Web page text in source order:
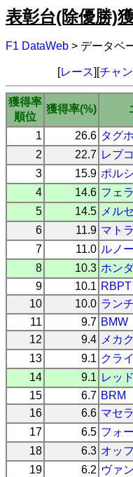
表彰台(除優勝)
F1 DataWeb > データベ
[レース][チャ
獲得率
順位
獲得率(%)
1
26.6 タグ
2
22.7 レプコ
3
15.9 ポル
4
14.6 フェ
5
14.5 メル
6
11.9 マトラ
7
11.0 ルノー
8
10.3 ホン
9
10.1 RBPT
10
10.0 ラン
11
9.7 BMW
12
9.4 メカ
13
9.1 クラ
14
9.1 レッ
15
6.7 BRM
16
6.6 マセ
17
6.5 フォ
18
6.3 オッ
19
6.2 ヴァ